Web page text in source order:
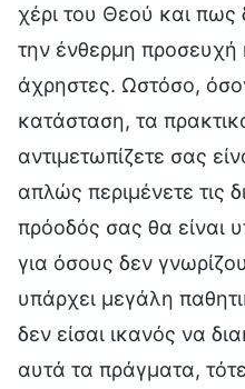
χέρι του Θεού και πως
την ένθερμη προσευχή
άχρηστες. Ωστόσο,
κατάσταση, τα
αντιμετωπίζετε σας
απλώς περιμένετε τις
πρόοδός σας θα είναι
για όσους δεν
υπάρχει μεγάλη
δεν είσαι ικανός να
αυτά τα πράγματα,